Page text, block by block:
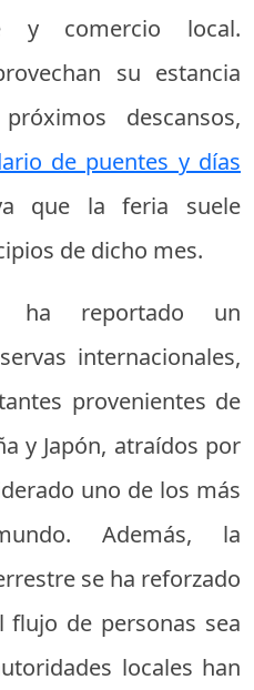
y comercio local.
su estancia
descansos,
de puentes y días
que la feria suele
de dicho mes.
ha reportado un
internacionales,
provenientes de
y Japón, atraídos por
uno de los más
Además, la
se ha reforzado
flujo de personas sea
locales han